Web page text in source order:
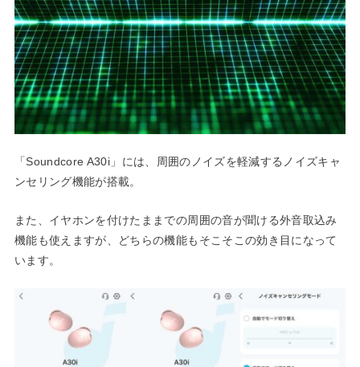
「Soundcore A30i」には、周囲のノイズを軽減するノイズキャ
ンセリング機能が搭載。
また、イヤホンを付けたままでの周囲の音が聞ける外音取込み
機能も使えますが、どちらの機能もそこそこの効き目になって
います。